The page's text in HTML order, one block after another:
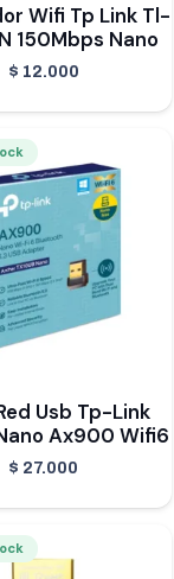
Wifi Tp Link Tl-
150Mbps Nano
$ 12.000
Usb Tp-Link
Ax900 Wifi6
$ 27.000